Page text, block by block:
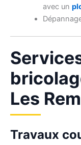
avec un
Les
Travaux